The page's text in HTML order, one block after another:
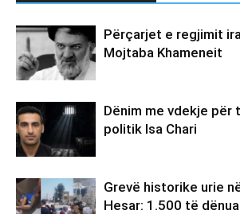
Përçarjet e regjimit
Mojtaba Khameneit
Dënim me vdekje për
politik Isa Chari
Grevë historike urie
Hesar: 1.500 të